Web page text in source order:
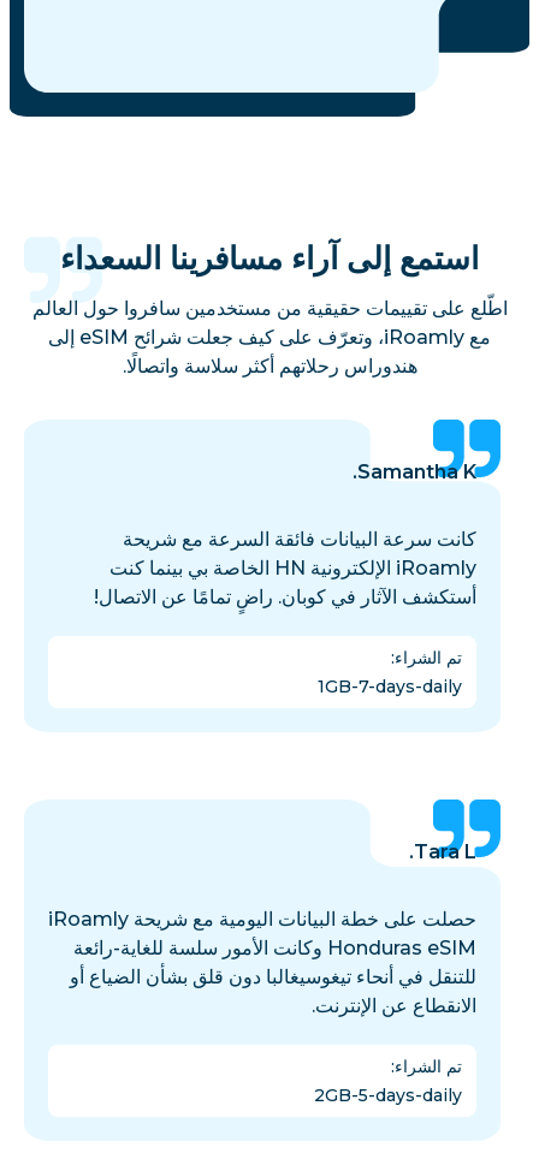
استمع إلى آراء مسافرينا السعداء
اطّلع على تقييمات حقيقية من مستخدمين سافروا حول العالم
مع iRoamly، وتعرّف على كيف جعلت شرائح eSIM إلى
هندوراس رحلاتهم أكثر سلاسة واتصالًا.
Samantha K.
كانت سرعة البيانات فائقة السرعة مع شريحة
iRoamly الإلكترونية HN الخاصة بي بينما كنت
أستكشف الآثار في كوبان. راضٍ تمامًا عن الاتصال!
تم الشراء:
1GB-7-days-daily
Tara L.
حصلت على خطة البيانات اليومية مع شريحة iRoamly
Honduras eSIM وكانت الأمور سلسة للغاية-رائعة
للتنقل في أنحاء تيغوسيغالبا دون قلق بشأن الضياع أو
الانقطاع عن الإنترنت.
تم الشراء:
2GB-5-days-daily